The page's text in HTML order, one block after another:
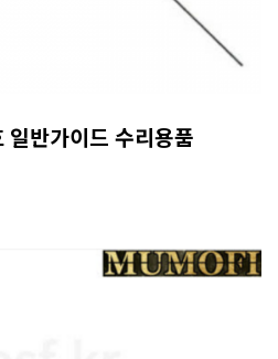
반가이드 수리용품